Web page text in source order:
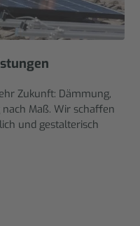
Zukunft: Dämmung,
Maß. Wir schaffen
und gestalterisch